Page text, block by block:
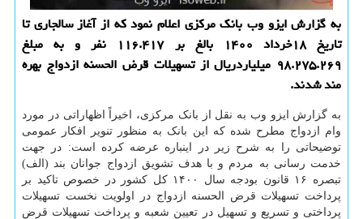
به گزارش ایزو وب بانک مرکزی اعلام نمود که از آغاز سالجاری تا
تاریخ ۱۸خرداد ۱۴۰۰ بالغ بر ۱۱۶.۴۱۷ نفر و به مبلغ
۹۸.۲۷۵.۲۶۹ میلیاردریال از تسهیلات قرض الحسنه ازدواج بهره
مند شدند.
به گزارش ایزو وب به نقل از بانک مرکزی، اخیراً اظهاراتی در مورد
وام ازدواج مطرح شده که این بانک به منظور تنویر افکار عمومی
توضیحاتی را به شرح زیر در اینباره عرضه کرده است: در جهت
خدمت رسانی به مردم و با هدف تشویق ازدواج جوانان بند (الف)
تبصره ۱۶ قانون بودجه سال ۱۴۰۰ کل کشور در خصوص تاکید بر
پرداخت تسهیلات قرض الحسنه ازدواج در اولویت نخست تسهیلات
پرداختی و تسریع و تسهیل در تعیین شعبه و پرداخت تسهیلات قرض